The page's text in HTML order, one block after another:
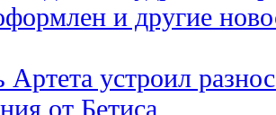
и другие
устроил
от Бетиса